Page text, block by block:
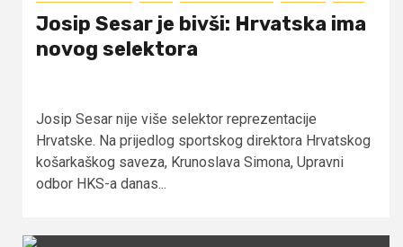
Josip Sesar je bivši: Hrvatska ima
novog selektora
Josip Sesar nije više selektor reprezentacije
Hrvatske. Na prijedlog sportskog direktora Hrvatskog
košarkaškog saveza, Krunoslava Simona, Upravni
odbor HKS-a danas...